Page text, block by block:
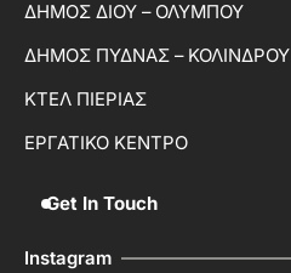
ΔΗΜΟΣ ΔΙΟΥ – ΟΛΥΜΠΟΥ
ΔΗΜΟΣ ΠΥΔΝΑΣ – ΚΟΛΙΝΔΡΟΥ
ΚΤΕΛ ΠΙΕΡΙΑΣ
ΕΡΓΑΤΙΚΟ ΚΕΝΤΡΟ
Get In Touch
Instagram